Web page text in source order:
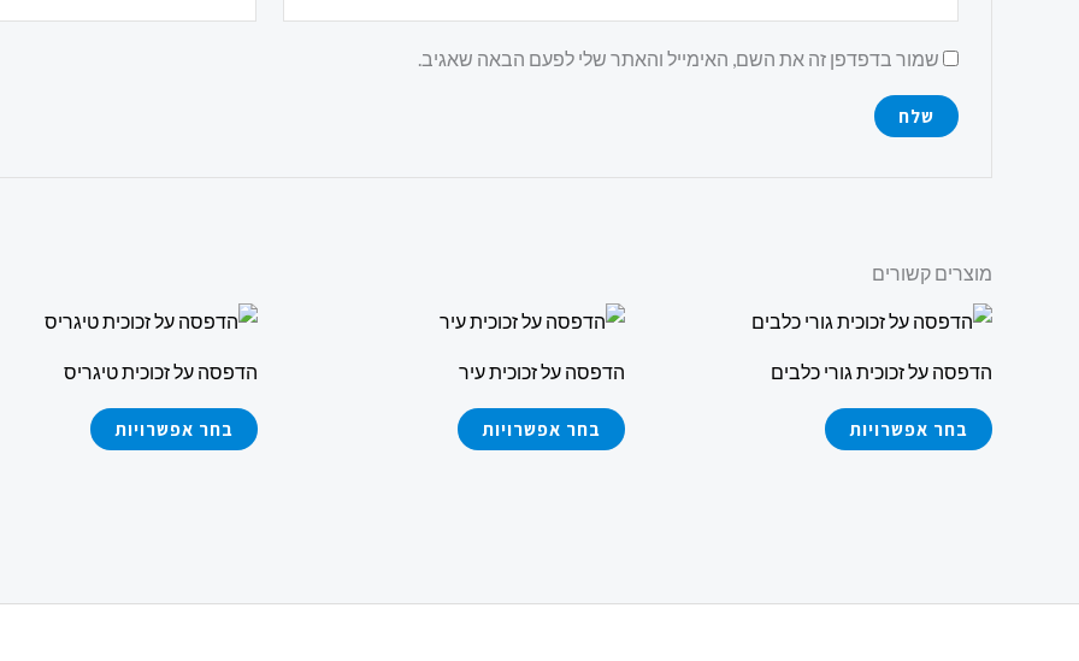
שמור בדפדפן זה את השם, האימייל והאתר שלי לפעם הבאה שאגיב.
מוצרים קשורים
הדפסה על זכוכית גורי כלבים
בחר אפשרויות
למוצר
מספר
האפשרויות
הדפסה על זכוכית עיר
בחר אפשרויות
למוצר
מספר
האפשרויות
הדפסה על זכוכית טיגריס
בחר אפשרויות
למוצר
מספר
האפשרויות